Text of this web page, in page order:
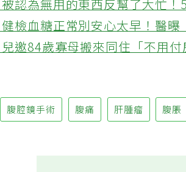
認為無用的東西反幫了大忙
檢血糖正常別安心太早！醫曝
邀84歲寡母搬來同住「不用
腹腔鏡手術 腹痛 肝腫瘤 腹脹